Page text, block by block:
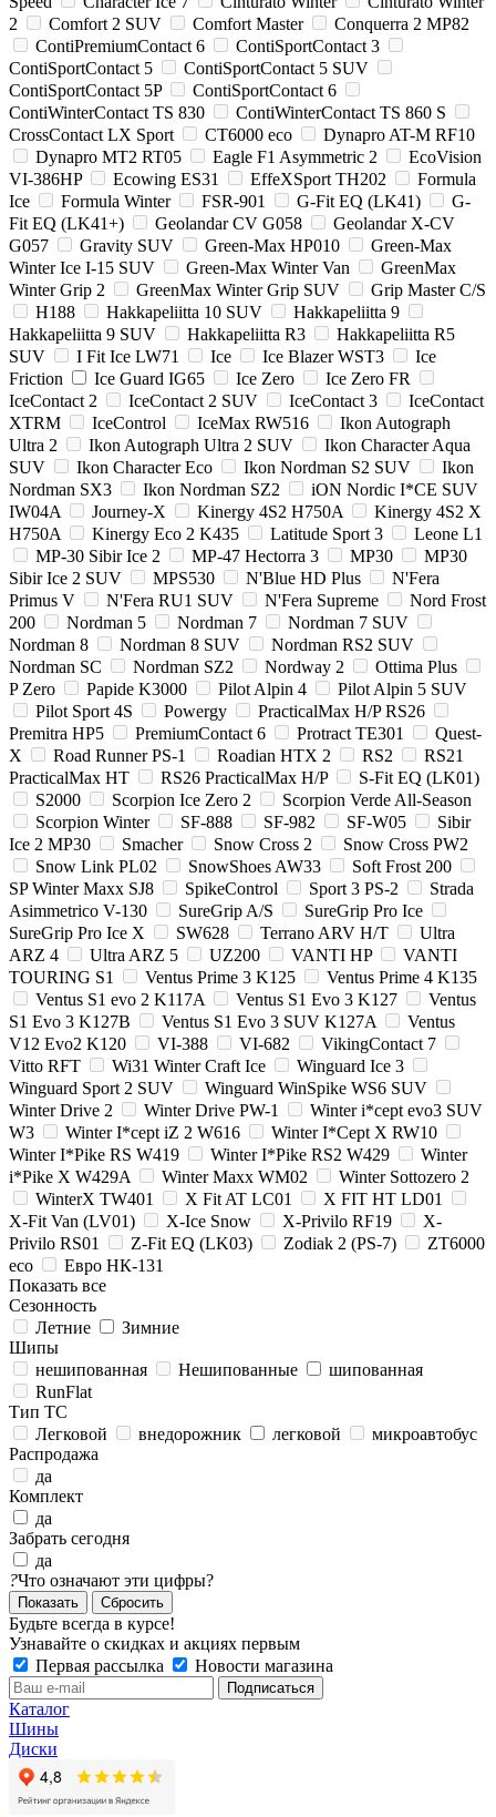
2
Comfort 2 SUV Comfort Master
Conquerra 2 MP82
ContiPremiumContact 6
ContiSportContact 3
ContiSportContact 5
ContiSportContact 5 SUV
ContiSportContact 5P
ContiSportContact 6
ContiWinterContact TS 830
ContiWinterContact TS 860 S
CrossContact LX Sport
CT6000 eco
Dynapro AT-M RF10
Dynapro MT2 RT05
Eagle F1 Asymmetric 2
EcoVision
VI-386HP
Ecowing ES31 EffeXSport TH202
Formula
Ice
Formula Winter FSR-901 G-Fit EQ (LK41)
G-
Fit EQ (LK41+)
Geolandar CV G058
Geolandar X-CV
G057
Gravity SUV Green-Max HP010
Green-Max
Winter Ice I-15 SUV
Green-Max Winter Van
GreenMax
Winter Grip 2
GreenMax Winter Grip SUV
Grip Master C/S
H188
Hakkapeliitta 10 SUV
Hakkapeliitta 9
Hakkapeliitta 9 SUV
Hakkapeliitta R3
Hakkapeliitta R5
SUV
I Fit Ice LW71 Ice Ice Blazer WST3
Ice
Friction
Ice Guard IG65 Ice Zero
Ice Zero FR
IceContact 2
IceContact 2 SUV IceContact 3
IceContact
XTRM
IceControl IceMax RW516
Ikon Autograph
Ultra 2
Ikon Autograph Ultra 2 SUV
Ikon Character Aqua
SUV
Ikon Character Eco Ikon Nordman S2 SUV
Ikon
Nordman SX3
Ikon Nordman SZ2
iON Nordic I*CE SUV
IW04A
Journey-X Kinergy 4S2 H750A
Kinergy 4S2 X
H750A
Kinergy Eco 2 K435 Latitude Sport 3
Leone L1
MP-30 Sibir Ice 2
MP-47 Hectorra 3 MP30
MP30
Sibir Ice 2 SUV
MPS530 N'Blue HD Plus
N'Fera
Primus V
N'Fera RU1 SUV N'Fera Supreme
Nord Frost
200
Nordman 5 Nordman 7
Nordman 7 SUV
Nordman 8
Nordman 8 SUV
Nordman RS2 SUV
Nordman SC
Nordman SZ2 Nordway 2
Ottima Plus
P Zero
Papide K3000 Pilot Alpin 4
Pilot Alpin 5 SUV
Pilot Sport 4S
Powergy
PracticalMax H/P RS26
Premitra HP5
PremiumContact 6 Protract TE301
Quest-
X
Road Runner PS-1 Roadian HTX 2 RS2
RS21
PracticalMax HT
RS26 PracticalMax H/P
S-Fit EQ (LK01)
S2000
Scorpion Ice Zero 2
Scorpion Verde All-Season
Scorpion Winter
SF-888 SF-982 SF-W05
Sibir
Ice 2 MP30
Smacher Snow Cross 2
Snow Cross PW2
Snow Link PL02
SnowShoes AW33
Soft Frost 200
SP Winter Maxx SJ8
SpikeControl Sport 3 PS-2
Strada
Asimmetrico V-130
SureGrip A/S
SureGrip Pro Ice
SureGrip Pro Ice X
SW628 Terrano ARV H/T
Ultra
ARZ 4
Ultra ARZ 5 UZ200 VANTI HP
VANTI
TOURING S1
Ventus Prime 3 K125
Ventus Prime 4 K135
Ventus S1 evo 2 K117A
Ventus S1 Evo 3 K127
Ventus
S1 Evo 3 K127B
Ventus S1 Evo 3 SUV K127A
Ventus
V12 Evo2 K120
VI-388 VI-682
VikingContact 7
Vitto RFT
Wi31 Winter Craft Ice
Winguard Ice 3
Winguard Sport 2 SUV
Winguard WinSpike WS6 SUV
Winter Drive 2
Winter Drive PW-1
Winter i*cept evo3 SUV
W3
Winter I*cept iZ 2 W616
Winter I*Cept X RW10
Winter I*Pike RS W419
Winter I*Pike RS2 W429
Winter
i*Pike X W429A
Winter Maxx WM02
Winter Sottozero 2
WinterX TW401
X Fit AT LC01
X FIT HT LD01
X-Fit Van (LV01)
X-Ice Snow X-Privilo RF19
X-
Privilo RS01
Z-Fit EQ (LK03) Zodiak 2 (PS-7)
ZT6000
eco
Евро НК-131
Показать все
Сезонность
Летние
Зимние
Шипы
нешипованная
Нешипованные
шипованная
RunFlat
Тип ТС
Легковой
внедорожник легковой
микроавтобус
Распродажа
да
Комплект
да
Забрать сегодня
да
?Что означают эти цифры?
Сбросить
Будьте всегда в курсе!
Узнавайте о скидках и акциях первым
Первая рассылка
Новости магазина
Каталог
Шины
Диски